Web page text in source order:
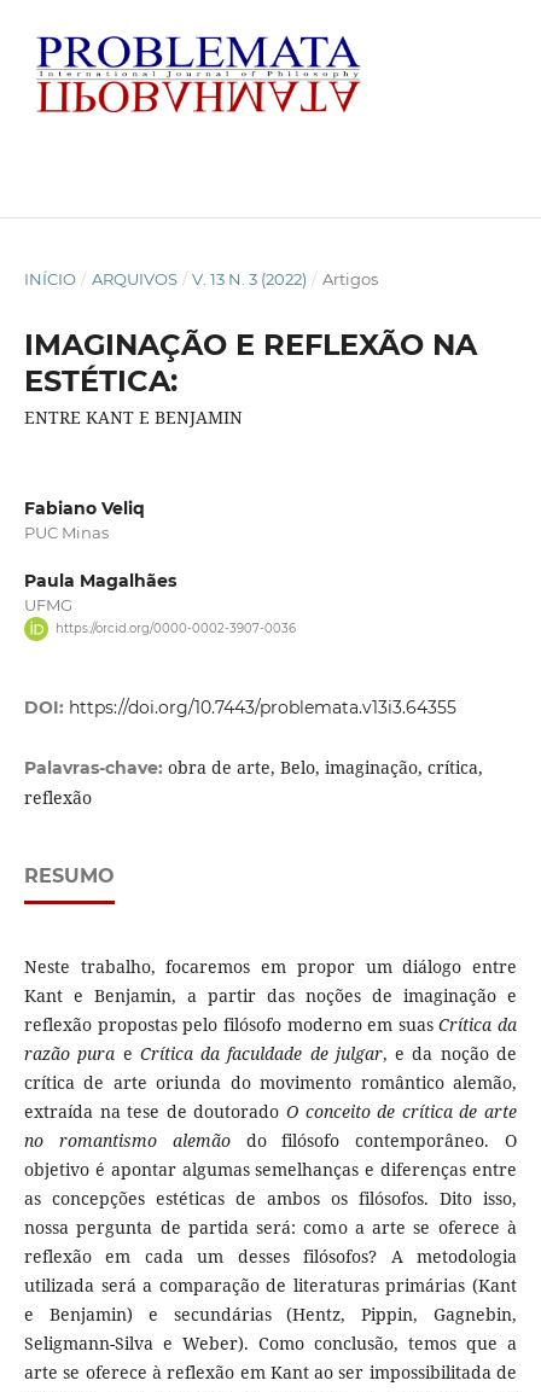
INÍCIO / ARQUIVOS / V. 13 N. 3 (2022) / Artigos
IMAGINAÇÃO E REFLEXÃO NA
ESTÉTICA:
ENTRE KANT E BENJAMIN
Fabiano Veliq
PUC Minas
Paula Magalhães
UFMG
https://orcid.org/0000-0002-3907-0036
DOI: https://doi.org/10.7443/problemata.v13i3.64355
Palavras-chave: obra de arte, Belo, imaginação, crítica,
reflexão
RESUMO
Neste trabalho, focaremos em propor um diálogo entre
Kant e Benjamin, a partir das noções de imaginação e
reflexão propostas pelo filósofo moderno em suasCrítica da
razão pura e Crítica da faculdade de julgar, e da noção de
crítica de arte oriunda do movimento romântico alemão,
extraída na tese de doutorado O conceito de crítica de arte
no romantismo alemão do filósofo contemporâneo. O
objetivo é apontar algumas semelhanças e diferenças entre
as concepções estéticas de ambos os filósofos. Dito isso,
nossa pergunta de partida será: como a arte se oferece à
reflexão em cada um desses filósofos? A metodologia
utilizada será a comparação de literaturas primárias (Kant
e Benjamin) e secundárias (Hentz, Pippin, Gagnebin,
Seligmann-Silva e Weber). Como conclusão, temos que a
arte se oferece à reflexão em Kant ao ser impossibilitada de